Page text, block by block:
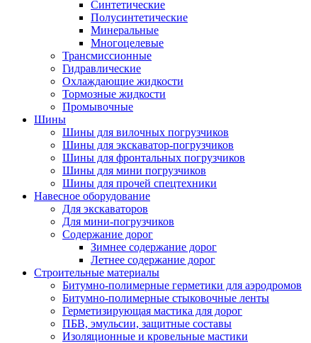
Синтетические
Полусинтетические
Минеральные
Многоцелевые
Трансмиссионные
Гидравлические
Охлаждающие жидкости
Тормозные жидкости
Промывочные
Шины
Шины для вилочных погрузчиков
Шины для экскаватор-погрузчиков
Шины для фронтальных погрузчиков
Шины для мини погрузчиков
Шины для прочей спецтехники
Навесное оборудование
Для экскаваторов
Для мини-погрузчиков
Содержание дорог
Зимнее содержание дорог
Летнее содержание дорог
Строительные материалы
Битумно-полимерные герметики для аэродромов
Битумно-полимерные стыковочные ленты
Герметизирующая мастика для дорог
ПБВ, эмульсии, защитные составы
Изоляционные и кровельные мастики